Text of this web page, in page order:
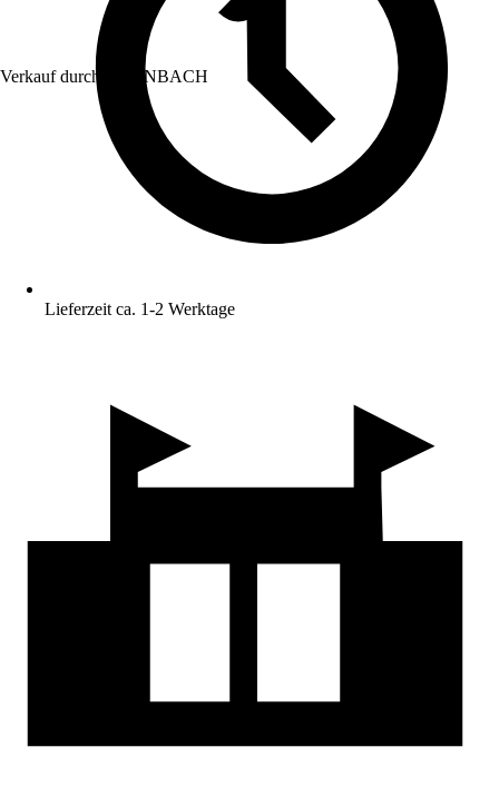
Verkauf durch: HORNBACH
Lieferzeit ca. 1-2 Werktage